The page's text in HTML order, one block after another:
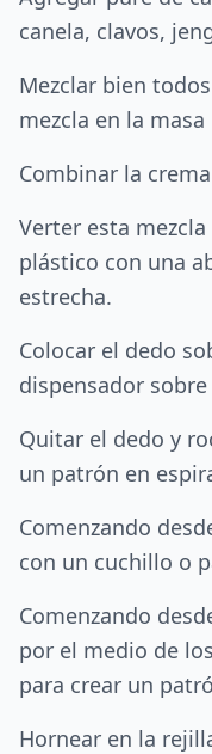
canela, clavos,
Mezclar bien
mezcla en la
Combinar la
Verter esta
plástico con una
estrecha.
Colocar el dedo
dispensador
Quitar el dedo y
un patrón en
Comenzando
con un cuchillo o
Comenzando
por el medio de
para crear un
Hornear en la